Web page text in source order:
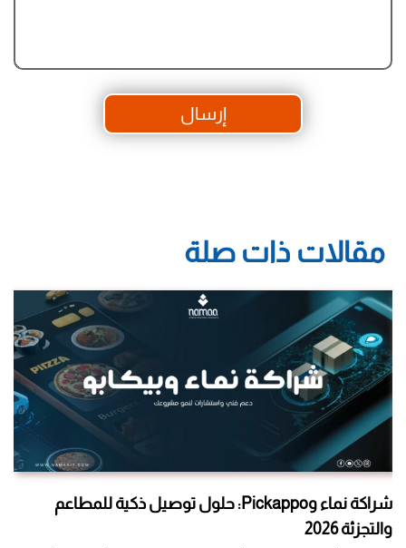
إرسال
مقالات ذات صلة
شراكة نماء وPickappo: حلول توصيل ذكية للمطاعم
والتجزئة 2026